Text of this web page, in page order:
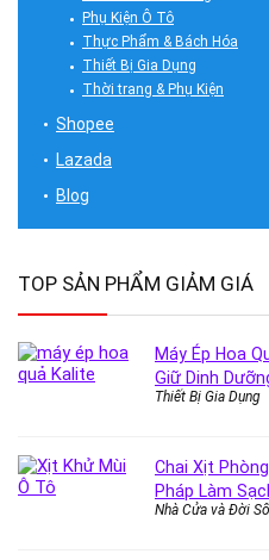
Phụ Kiện Ô Tô
Thực Phẩm & Bách Hóa
Thiết Bị Gia Dụng
Thời trang & Phụ Kiện
Shopee
Lazada
Blog
TOP SẢN PHẨM GIẢM GIÁ
Máy Ép Hoa
Giữ Dinh
Thiết Bị Gia Dụng
Chai Xịt
Pháp Làm
Nhà Cửa và Đời